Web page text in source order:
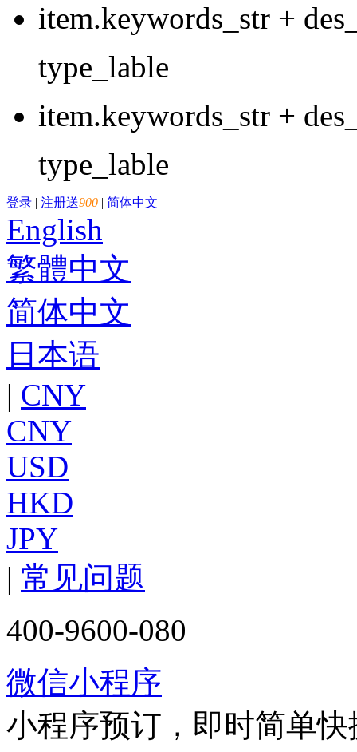
item.keywords_str +
type_lable
item.keywords_str +
type_lable
登录 | 注册送900 | 简体中文
English
繁體中文
简体中文
日本语
| CNY
CNY
USD
HKD
JPY
| 常见问题
400-9600-080
微信小程序
小程序预订，即时简单快